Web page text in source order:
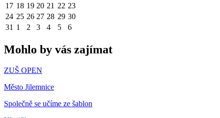
17 18 19 20 21 22 23
24 25 26 27 28 29 30
31 1 2 3 4 5 6
Mohlo by vás zajímat
ZUŠ OPEN
Město Jilemnice
Společně se učíme ze šablon